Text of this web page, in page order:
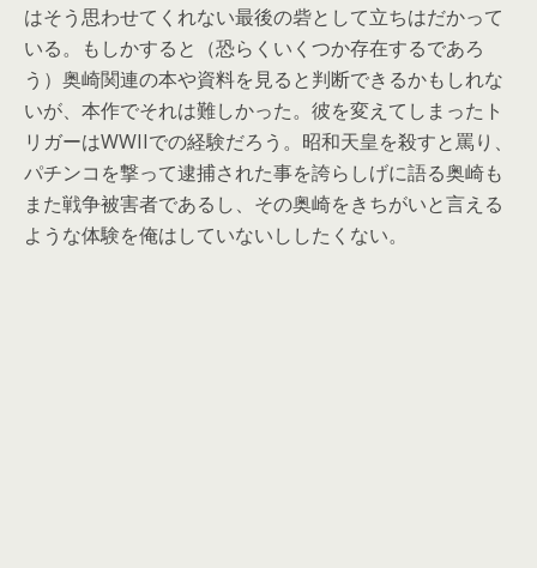
はそう思わせてくれない最後の砦として立ちはだかって
いる。もしかすると（恐らくいくつか存在するであろ
う）奥崎関連の本や資料を見ると判断できるかもしれな
いが、本作でそれは難しかった。彼を変えてしまったト
リガーはWWIIでの経験だろう。昭和天皇を殺すと罵り、
パチンコを撃って逮捕された事を誇らしげに語る奥崎も
また戦争被害者であるし、その奥崎をきちがいと言える
ような体験を俺はしていないししたくない。